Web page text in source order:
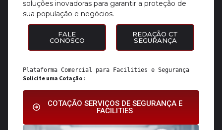
soluções inovadoras para garantir a proteção de
sua população e negócios.
FALE
CONOSCO
REDAÇÃO CT
SEGURANÇA
Plataforma Comercial para Facilities e Segurança
Solicite uma Cotação :
COTAÇÃO SERVIÇOS DE SEGURANÇA E
FACILITIES